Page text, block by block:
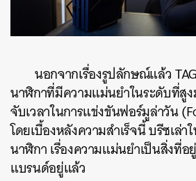
นอกจากเรื่องรูปลักษณ์แล้ว
นาฬิกาที่มีความแม่นยำในระดับที่สู
จับเวลาในการแข่งขันฟอร์มูล่าวัน
โดยเบื้องหลังความสำเร็จนี้ บรีซเล่
นาฬิกา เรื่องความแม่นยำเป็นสิ่งที่อ
แบรนด์อยู่แล้ว